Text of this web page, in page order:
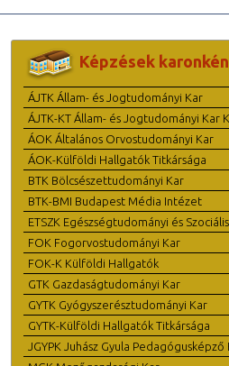
Képzések
ÁJTK Állam- és Jogtudományi Kar
ÁJTK-KT Állam- és Jogtudományi Kar
ÁOK Általános Orvostudományi Kar
ÁOK-Külföldi Hallgatók Titkársága
BTK Bölcsészettudományi Kar
BTK-BMI Budapest Média Intézet
ETSZK Egészségtudományi és
FOK Fogorvostudományi Kar
FOK-K Külföldi Hallgatók
GTK Gazdaságtudományi Kar
GYTK Gyógyszerésztudományi Kar
GYTK-Külföldi Hallgatók Titkársága
JGYPK Juhász Gyula Pedagógusképző